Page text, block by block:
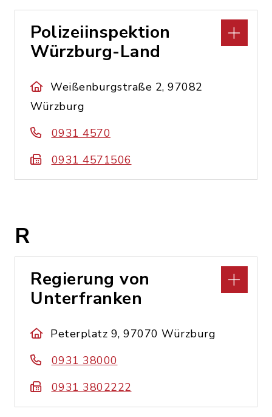
Polizeiinspektion
Würzburg-Land
Weißenburgstraße 2, 97082
Würzburg
0931 4570
0931 4571506
R
Regierung von
Unterfranken
Peterplatz 9, 97070 Würzburg
0931 38000
0931 3802222